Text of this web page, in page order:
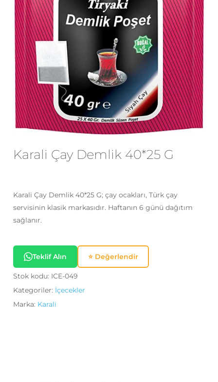
Karali Çay Demlik 40*25 G
Karali Çay Demlik 40*25 G; çay ocakları, Türk çay
servisinin klasik markasıdır. Haftanın 6 günü dağıtım
sağlanır.
Teklif Alın ⭐ Değerlendir
Stok kodu: ICE-049
Kategoriler: İçecekler
Marka: Karali
E-posta*
Daha sonraki yorumlarımda
kullanılması için adım, e-posta adresim
ve site adresim bu tarayıcıya
kaydedilsin.